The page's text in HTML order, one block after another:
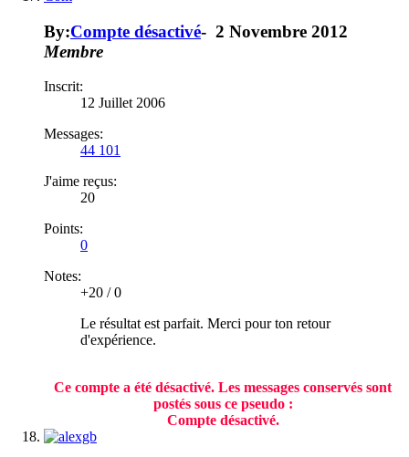
By:Compte désactivé- 2 Novembre 2012
Membre
Inscrit:
12 Juillet 2006
Messages:
44 101
J'aime reçus:
20
Points:
0
Notes:
+20 /0
Le résultat est parfait. Merci pour ton retour
d'expérience.
Ce compte a été désactivé. Les messages conservés sont
postés sous ce pseudo :
Compte désactivé.​